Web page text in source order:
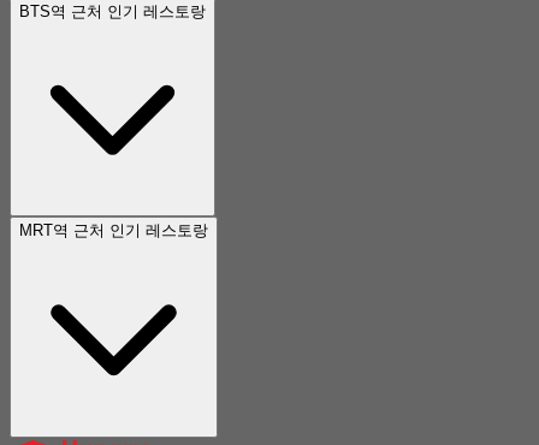
BTS역 근처 인기 레스토랑
MRT역 근처 인기 레스토랑